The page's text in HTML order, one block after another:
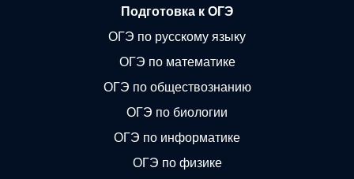
Подготовка к ОГЭ
ОГЭ по русскому языку
ОГЭ по математике
ОГЭ по обществознанию
ОГЭ по биологии
ОГЭ по информатике
ОГЭ по физике